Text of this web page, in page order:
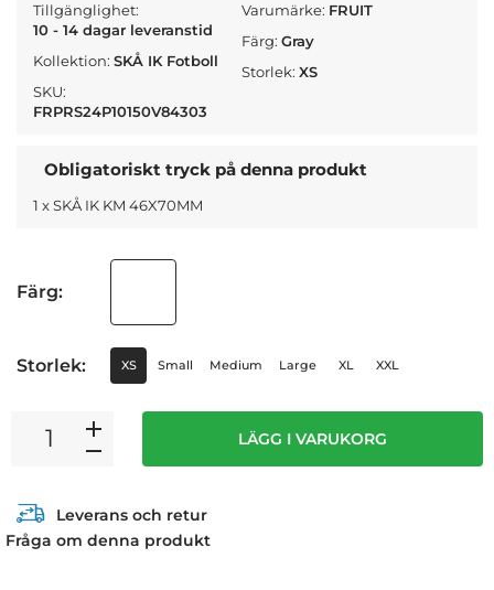
Tillgänglighet:
10 - 14 dagar leveranstid
Kollektion: SKÅ IK Fotboll
SKU:
FRPRS24P10150V84303
Varumärke: FRUIT
Färg:Gray
Storlek:XS
Obligatoriskt tryck på denna produkt
1 x SKÅ IK KM 46X70MM
Färg:
Storlek: XS Small Medium Large XL XXL
LÄGG I VARUKORG
Leverans och retur
Fråga om denna produkt